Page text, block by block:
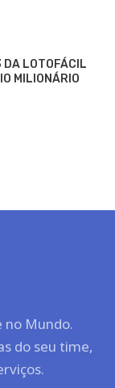
DA LOTOFÁCIL
MILIONÁRIO
no Mundo.
do seu time,